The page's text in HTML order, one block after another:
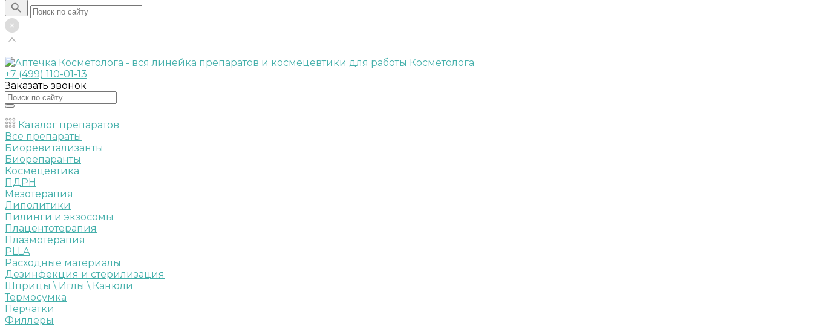
+7 (499) 110-01-13
Заказать звонок
Каталог препаратов
Все препараты
Биоревитализанты
Биорепаранты
Космецевтика
ПДРН
Мезотерапия
Липолитики
Пилинги и экзосомы
Плацентотерапия
Плазмотерапия
PLLA
Расходные материалы
Дезинфекция и стерилизация
Шприцы \ Иглы \ Канюли
Термосумка
Перчатки
Филлеры